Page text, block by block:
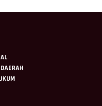
DAERAH